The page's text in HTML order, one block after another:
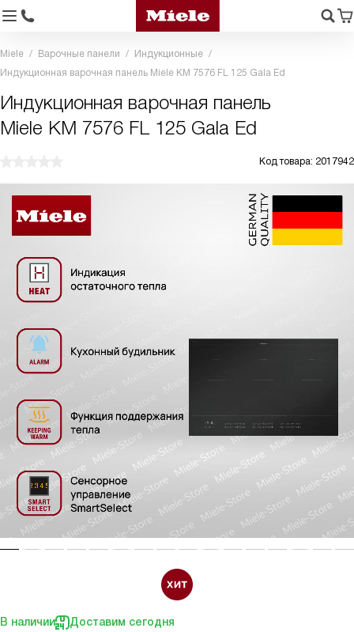
Miele Варочные панели
Индукционные
Индукционная варочная панель Miele KM 7576 FL 125 Gala Ed
Индукционная варочная панель
Miele KM 7576 FL 125 Gala Ed
Код товара: 2017942
В наличии Доставим сегодня